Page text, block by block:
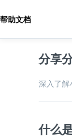
帮助文档
分享
深入了解
什么